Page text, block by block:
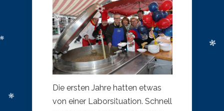
Die ersten Jahre hatten etwas
von einer Laborsituation. Schnell